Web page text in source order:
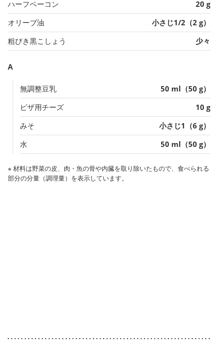
ハーフベーコン
20 g
オリーブ油
小さじ1/2（2 g）
粗びき黒こしょう
少々
A
無調整豆乳
50 ml（50 g）
ピザ用チーズ
10 g
みそ
小さじ1（6 g）
水
50 ml（50 g）
※ 材料は野菜の皮、肉・魚の骨や内臓を取り除いたもので、食べられる
部分の分量（調理量）を表示しています。